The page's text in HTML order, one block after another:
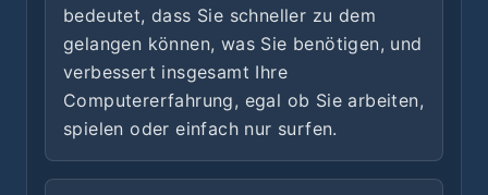
bedeutet, dass Sie schneller zu dem
gelangen können, was Sie benötigen, und
verbessert insgesamt Ihre
Computererfahrung, egal ob Sie arbeiten,
spielen oder einfach nur surfen.